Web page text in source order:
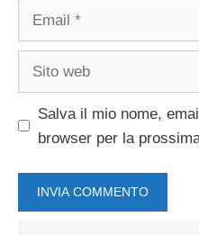
Salva il mio nome,
browser per la